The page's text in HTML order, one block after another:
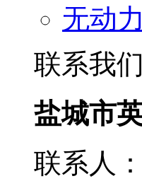
无动
联系我们
盐城市
联系人